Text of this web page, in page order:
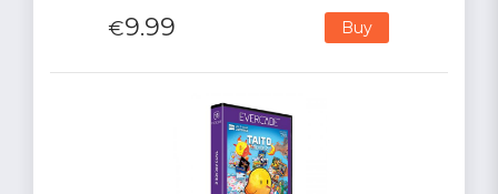
€9.99 Buy